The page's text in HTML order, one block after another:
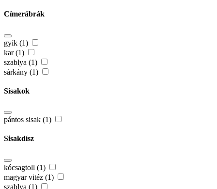
Címerábrák
gyík (1)
kar (1)
szablya (1)
sárkány (1)
Sisakok
pántos sisak (1)
Sisakdísz
kócsagtoll (1)
magyar vitéz (1)
szablya (1)